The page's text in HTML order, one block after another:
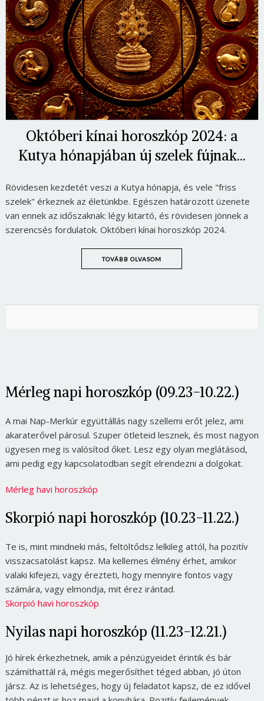
Októberi kínai horoszkóp 2024: a
Kutya hónapjában új szelek fújnak...
Rövidesen kezdetét veszi a Kutya hónapja, és vele "friss
szelek" érkeznek az életünkbe. Egészen határozott üzenete
van ennek az időszaknak: légy kitartó, és rövidesen jönnek a
szerencsés fordulatok. Októberi kínai horoszkóp 2024.
TOVÁBB OLVASOM
Mérleg napi horoszkóp (09.23-10.22.)
A mai Nap-Merkúr együttállás nagy szellemi erőt jelez, ami
akaraterővel párosul. Szuper ötleteid lesznek, és most nagyon
ügyesen meg is valósítod őket. Lesz egy olyan meglátásod,
ami pedig egy kapcsolatodban segít elrendezni a dolgokat.
Mérleg havi horoszkóp
Skorpió napi horoszkóp (10.23-11.22.)
Te is, mint mindneki más, feltöltődsz lelkileg attól, ha pozitív
visszacsatolást kapsz. Ma kellemes élmény érhet, amikor
valaki kifejezi, vagy érezteti, hogy mennyire fontos vagy
számára, vagy elmondja, mit érez irántad.
Skorpió havi horoszkóp
Nyilas napi horoszkóp (11.23-12.21.)
Jó hírek érkezhetnek, amik a pénzügyeidet érintik és bár
számíthattál rá, mégis megerősíthet téged abban, jó úton
jársz. Az is lehetséges, hogy új feladatot kapsz, de ez idővel